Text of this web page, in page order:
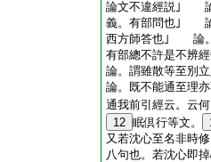
論文不違經説｣ 論
義。有部問也｣ 論
西方師答也｣ 論。
有部總不許是不辨
論。謂雖散等至別
論。既不能通至理
通我前引經云。云
12 眠倶行等文。
又若沈心至名非時
八句也。若沈心即